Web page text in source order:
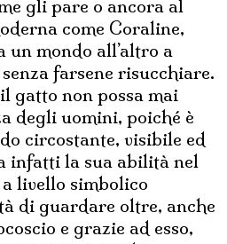
gli pare o ancora al
come Coraline,
un mondo all’altro a
farsene risucchiare.
gatto non possa mai
degli uomini, poiché è
circostante, visibile ed
infatti la sua abilità nel
livello simbolico
di guardare oltre, anche
e grazie ad esso,